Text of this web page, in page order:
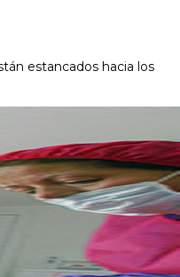
estancados hacia los